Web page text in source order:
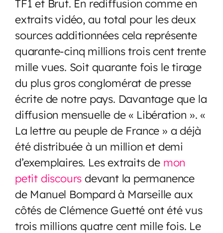
TF1 et Brut. En rediffusion comme en
extraits vidéo, au total pour les deux
sources additionnées cela représente
quarante-cinq millions trois cent trente
mille vues. Soit quarante fois le tirage
du plus gros conglomérat de presse
écrite de notre pays. Davantage que la
diffusion mensuelle de « Libération ». «
La lettre au peuple de France » a déjà
été distribuée à un million et demi
d’exemplaires. Les extraits de mon
petit discours devant la permanence
de Manuel Bompard à Marseille aux
côtés de Clémence Guetté ont été vus
trois millions quatre cent mille fois. Le